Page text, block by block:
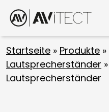
Startseite » Produkte »
Lautsprecherständer »
Lautsprecherständer